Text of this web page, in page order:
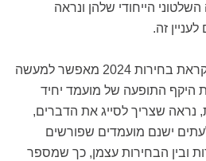
הייחודי שלהן ונראה
זה.
פרסום שמות המועמדים לקראת בחירות 2024 מאפשר למעשה
היקף התופעה של מועמד יחיד
נראה שצריך לסייג את הדברים,
ישנם מועמדים שפורשים
ובין הבחירות עצמן, כך שמספר